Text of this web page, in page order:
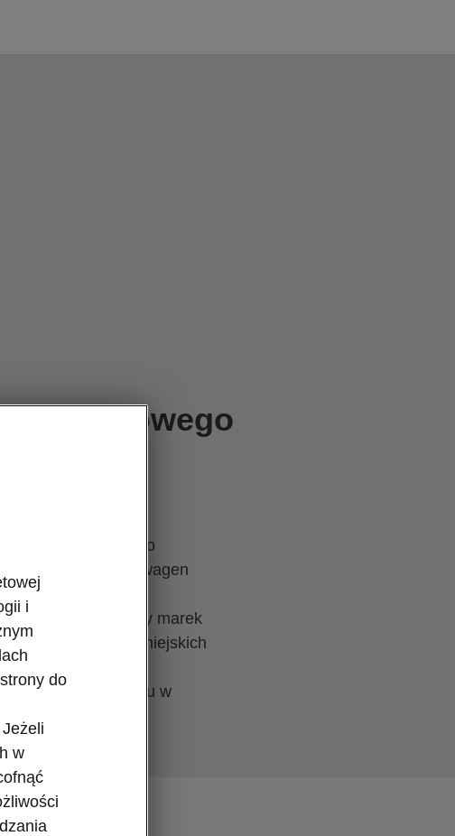
nowego
cenowo
w zakładach Volkswagen
w ramach grupy marek
uzupełnia rodzinę miejskich
maja br. w Zurychu w
i
do
w